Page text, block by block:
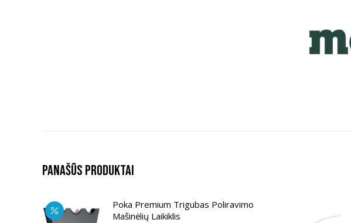
Panašūs produktai
Poka Premium Trigubas Poliravimo
Mašinėlių Laikiklis